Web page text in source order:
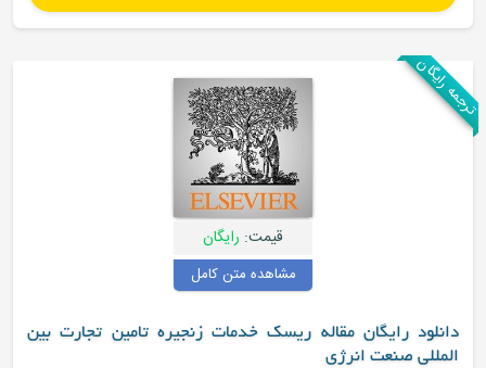
مشاهده متن کامل
مقاله ریسک خدمات زنجیره تامین تجارت بین
انرژی